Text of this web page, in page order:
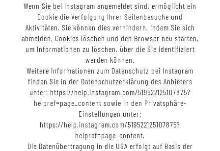
Wenn Sie bei Instagram angemeldet sind, ermöglicht ein
Cookie die Verfolgung Ihrer Seitenbesuche und
Aktivitäten. Sie können dies verhindern, indem Sie sich
abmelden, Cookies löschen und den Browser neu starten,
um Informationen zu löschen, über die Sie identifiziert
werden können.
Weitere Informationen zum Datenschutz bei Instagram
finden Sie in der Datenschutzerklärung des Anbieters
unter: https://help.instagram.com/519522125107875?
helpref=page_content sowie in den Privatsphäre-
Einstellungen unter:
https://help.instagram.com/519522125107875?
helpref=page_content.
Die Datenübertragung in die USA erfolgt auf Basis der